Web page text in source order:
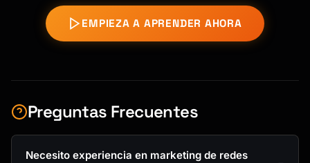
EMPIEZA A APRENDER AHORA
Preguntas Frecuentes
Necesito experiencia en marketing de redes